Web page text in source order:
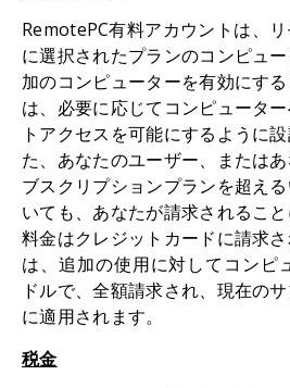
RemotePC有料アカウントは、
に選択されたプランのコンピュ
加のコンピューターを有効にす
は、必要に応じてコンピュータ
トアクセスを可能にするように
た、あなたのユーザー、または
ブスクリプションプランを超え
いても、あなたが請求されるこ
料金はクレジットカードに請求
は、追加の使用に対してコンピ
ドルで、全額請求され、現在の
に適用されます。
税金